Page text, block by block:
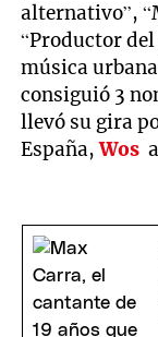
alternativo”,
“Productor
música
consiguió 3
llevó su gira
España,Wos